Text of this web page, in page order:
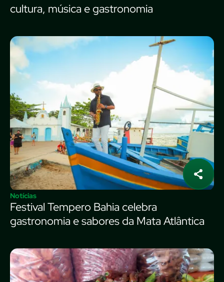
cultura, música e gastronomia
Notícias
Festival Tempero Bahia celebra
gastronomia e sabores da Mata Atlântica